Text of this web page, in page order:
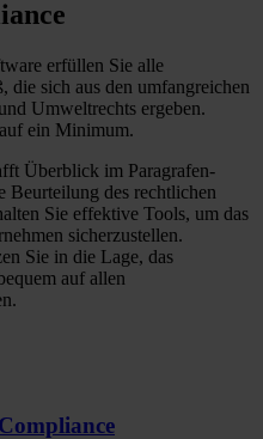
erfüllen Sie alle
die sich aus den umfangreichen
Umweltrechts ergeben.
ein Minimum.
Überblick im Paragrafen-
Beurteilung des rechtlichen
Sie effektive Tools, um das
sicherzustellen.
Sie in die Lage, das
auf allen